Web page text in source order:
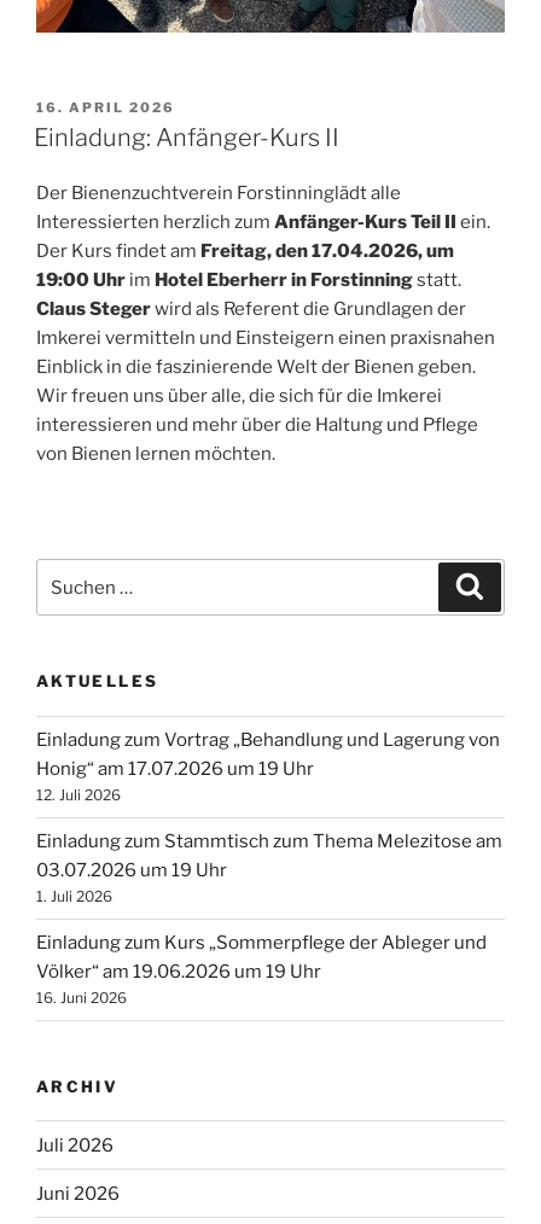
VERÖFFENTLICHT
AM
16. APRIL 2026
Einladung: Anfänger-Kurs II
Der Bienenzuchtverein Forstinninglädt alle
Interessierten herzlich zum Anfänger-Kurs Teil II
ein.
Der Kurs findet am Freitag, den 17.04.2026, um
19:00 Uhr im Hotel Eberherr in Forstinningstatt.
Claus Stegerwird als Referent die Grundlagen der
Imkerei vermitteln und Einsteigern einen praxisnahen
Einblick in die faszinierende Welt der Bienen geben.
Wir freuen uns über alle, die sich für die Imkerei
interessieren und mehr über die Haltung und Pflege
von Bienen lernen möchten.
nach:
AKTUELLES
Einladung zum Vortrag „Behandlung und Lagerung von
Honig“ am 17.07.2026 um 19 Uhr
12. Juli 2026
Einladung zum Stammtisch zum Thema Melezitose am
03.07.2026 um 19 Uhr
1. Juli 2026
Einladung zum Kurs „Sommerpflege der Ableger und
Völker“ am 19.06.2026 um 19 Uhr
16. Juni 2026
ARCHIV
Juli 2026
Juni 2026